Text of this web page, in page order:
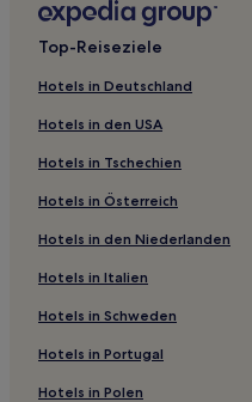
Hotels mit Pool in Castillo de
Günstige in Puerto Barrios
3-Sterne-Hotels in Puerto
2-Sterne-Hotels in Río Dulce
Top-Reiseziele
Hotels in Deutschland
Hotels in den USA
Hotels in Tschechien
Hotels in Österreich
Hotels in den Niederlanden
Hotels in Italien
Hotels in Schweden
Hotels in Portugal
Hotels in Polen